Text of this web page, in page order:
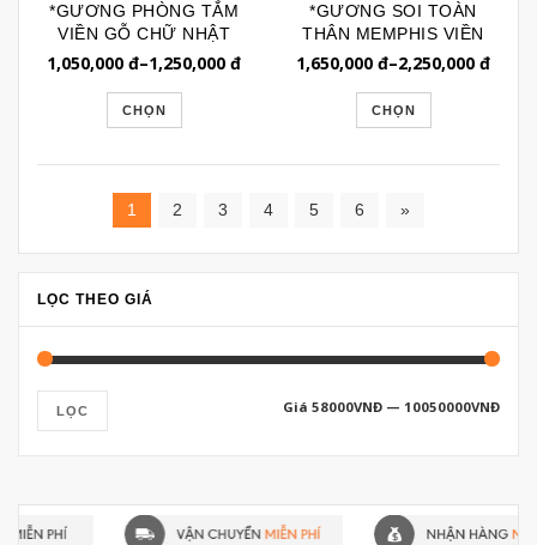
*GƯƠNG PHÒNG TẮM
VIỀN GỖ CHỮ NHẬT
BO GÓC GTR098G
1,050,000 đ–1,250,000 đ
CHỌN
*GƯƠNG SOI TOÀN
THÂN MEMPHIS VIỀN
GỖ GSTT258CG
1,650,000 đ–2,250,000 đ
CHỌN
1 2 3 4 5 6 »
LỌC THEO GIÁ
LỌC Giá 58000VNĐ — 10050000VNĐ